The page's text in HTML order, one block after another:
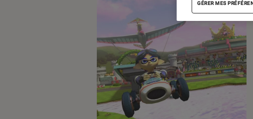
GÉRER MES